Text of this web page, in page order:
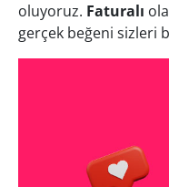
oluyoruz. Faturalı
gerçek beğeni sizleri